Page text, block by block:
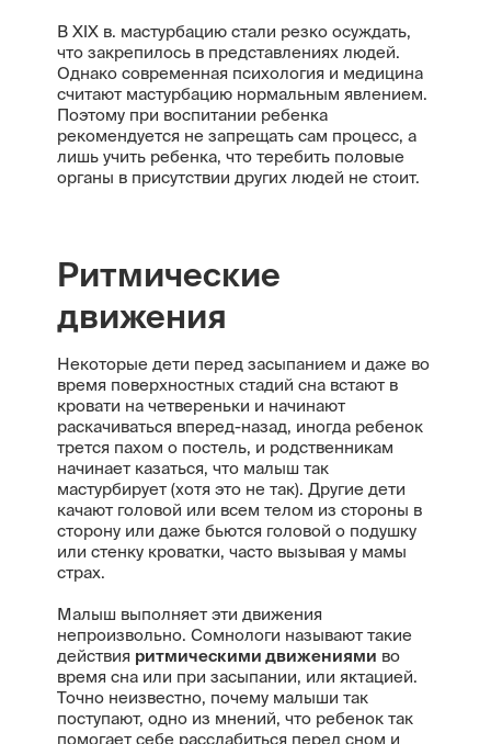
В XIX в. мастурбацию стали резко осуждать,
что закрепилось в представлениях людей.
Однако современная психология и медицина
считают мастурбацию нормальным явлением.
Поэтому при воспитании ребенка
рекомендуется не запрещать сам процесс, а
лишь учить ребенка, что теребить половые
органы в присутствии других людей не стоит.
Ритмические
движения
Некоторые дети перед засыпанием и даже во
время поверхностных стадий сна встают в
кровати на четвереньки и начинают
раскачиваться вперед-назад, иногда ребенок
трется пахом о постель, и родственникам
начинает казаться, что малыш так
мастурбирует (хотя это не так). Другие дети
качают головой или всем телом из стороны в
сторону или даже бьются головой о подушку
или стенку кроватки, часто вызывая у мамы
страх.
Малыш выполняет эти движения
непроизвольно. Сомнологи называют такие
действия ритмическими движениями во
время сна или при засыпании, или яктацией.
Точно неизвестно, почему малыши так
поступают, одно из мнений, что ребенок так
помогает себе расслабиться перед сном и